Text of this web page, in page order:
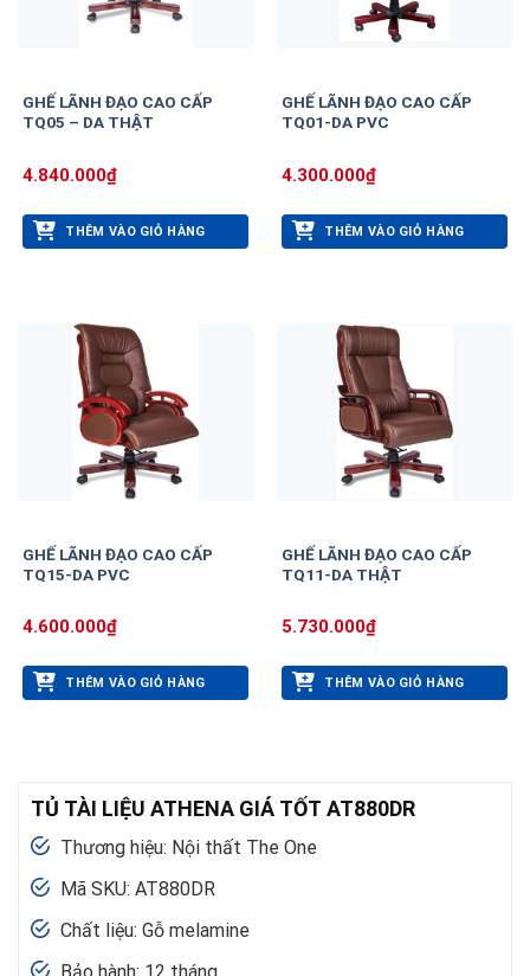
GHẾ LÃNH ĐẠO CAO CẤP
TQ05 – DA THẬT
4.840.000₫
THÊM VÀO GIỎ HÀNG
GHẾ LÃNH ĐẠO CAO CẤP
TQ01-DA PVC
4.300.000₫
THÊM VÀO GIỎ HÀNG
GHẾ LÃNH ĐẠO CAO CẤP
TQ15-DA PVC
4.600.000₫
THÊM VÀO GIỎ HÀNG
GHẾ LÃNH ĐẠO CAO CẤP
TQ11-DA THẬT
5.730.000₫
THÊM VÀO GIỎ HÀNG
TỦ TÀI LIỆU ATHENA GIÁ TỐT AT880DR
Thương hiệu: Nội thất The One
Mã SKU: AT880DR
Chất liệu: Gỗ melamine